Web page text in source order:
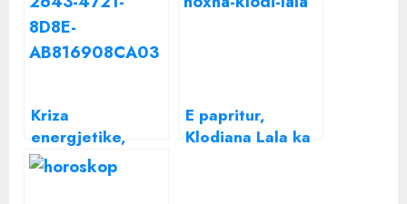
Kriza
energjetike,
Rama: Gjërat
janë çdo ditë e
E papritur,
Klodiana Lala ka